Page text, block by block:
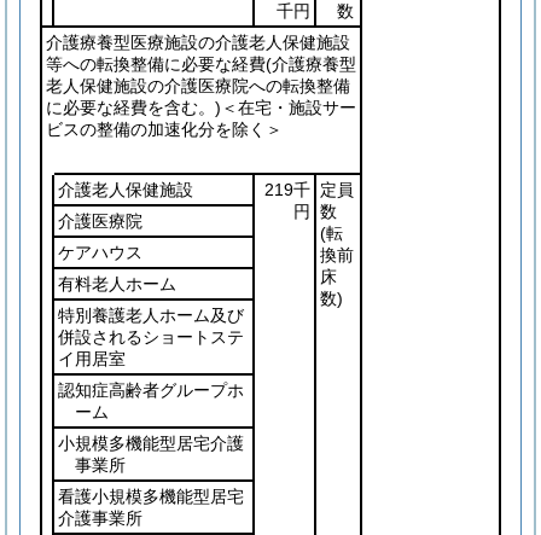
千円
数
介護療養型医療施設の介護老人保健施設
等への転換整備に必要な経費(介護療養型
老人保健施設の介護医療院への転換整備
に必要な経費を含む。) ＜在宅・施設サー
ビスの整備の加速化分を除く＞
介護老人保健施設
219千
円
定員
数
(転
換前
床
数)
介護医療院
ケアハウス
有料老人ホーム
特別養護老人ホーム及び
併設されるショートステ
イ用居室
認知症高齢者グループホ
ーム
小規模多機能型居宅介護
事業所
看護小規模多機能型居宅
介護事業所